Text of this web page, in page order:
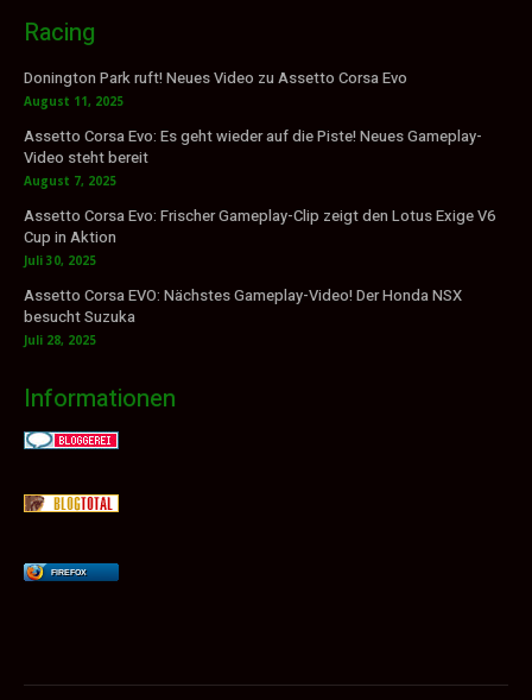
Racing
Donington Park ruft! Neues Video zu Assetto Corsa Evo
August 11, 2025
Assetto Corsa Evo: Es geht wieder auf die Piste! Neues Gameplay-
Video steht bereit
August 7, 2025
Assetto Corsa Evo: Frischer Gameplay-Clip zeigt den Lotus Exige V6
Cup in Aktion
Juli 30, 2025
Assetto Corsa EVO: Nächstes Gameplay-Video! Der Honda NSX
besucht Suzuka
Juli 28, 2025
Informationen
FIREFOX